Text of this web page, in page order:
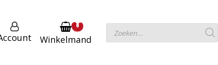
0
Winkelmand
Producten